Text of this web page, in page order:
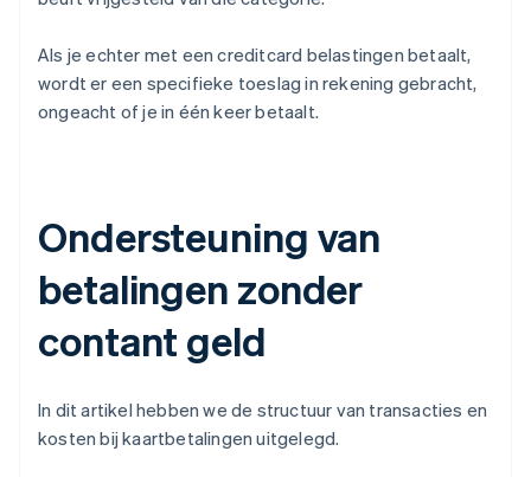
Als je echter met een creditcard belastingen betaalt,
wordt er een specifieke toeslag in rekening gebracht,
ongeacht of je in één keer betaalt.
Ondersteuning van
betalingen zonder
contant geld
In dit artikel hebben we de structuur van transacties en
kosten bij kaartbetalingen uitgelegd.